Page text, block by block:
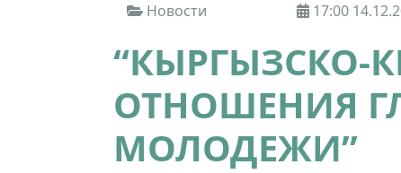
Новости 17:00
“КЫРГЫЗСКО-
ОТНОШЕНИЯ
МОЛОДЕЖИ”